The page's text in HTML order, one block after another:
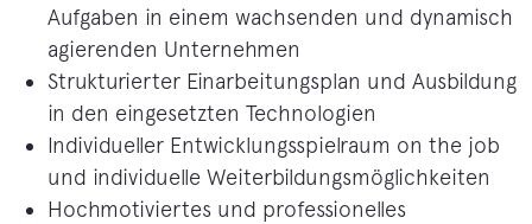
Aufgaben in einem wachsenden und dynamisch
agierenden Unternehmen
Strukturierter Einarbeitungsplan und Ausbildung
in den eingesetzten Technologien
Individueller Entwicklungsspielraum on the job
und individuelle Weiterbildungsmöglichkeiten
Hochmotiviertes und professionelles